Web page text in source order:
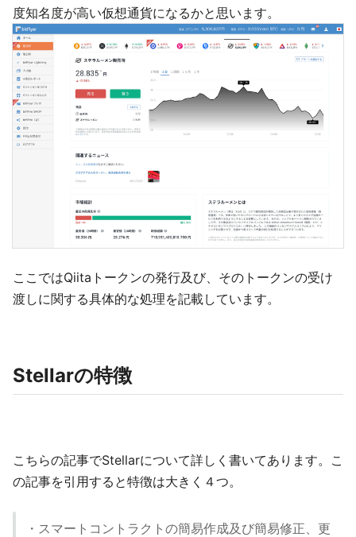
度知名度が高い仮想通貨になるかと思います。
ここではQiitaトークンの発行及び、そのトークンの受け
渡しに関する具体的な処理を記載しています。
Stellarの特徴
こちらの記事でStellarについて詳しく書いてあります。こ
の記事を引用すると特徴は大きく４つ。
・スマートコントラクトの簡易作成及び簡易修正、更